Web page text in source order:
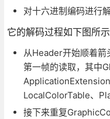
对十六进制编码进行
它的解码过程如下图所示
从Header开始顺着
第一帧的读取，其中
LocalColorTable、
接下来重复